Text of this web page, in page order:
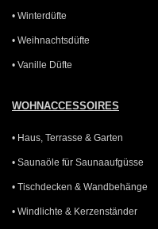
• Winterdüfte
• Weihnachtsdüfte
• Vanille Düfte
WOHNACCESSOIRES
• Haus, Terrasse & Garten
• Saunaöle für Saunaaufgüsse
• Tischdecken & Wandbehänge
• Windlichte & Kerzenständer